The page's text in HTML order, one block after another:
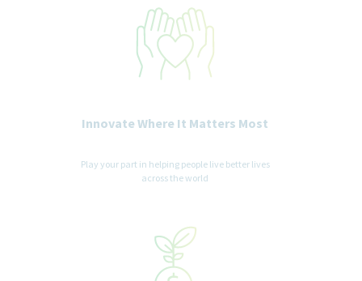
Innovate Where It Matters Most
Play your part in helping people live better lives
across the world